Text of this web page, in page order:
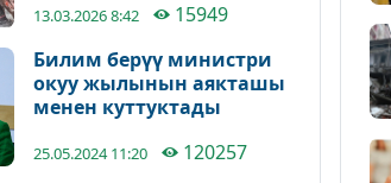
кармалды
13.03.2026 8:42
15949
Билим берүү министри
окуу жылынын аякташы
менен куттуктады
25.05.2024 11:20
120257